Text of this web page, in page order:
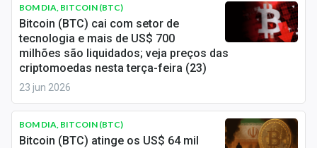
Conteúdo de Marca
Sobre
Expediente
Contato
BOM DIA, BITCOIN (BTC)
Bitcoin (BTC) cai com setor de
tecnologia e mais de US$ 700
milhões são liquidados; veja preços das
criptomoedas nesta terça-feira (23)
23 jun 2026
BOM DIA, BITCOIN (BTC)
Bitcoin (BTC) atinge os US$ 64 mil